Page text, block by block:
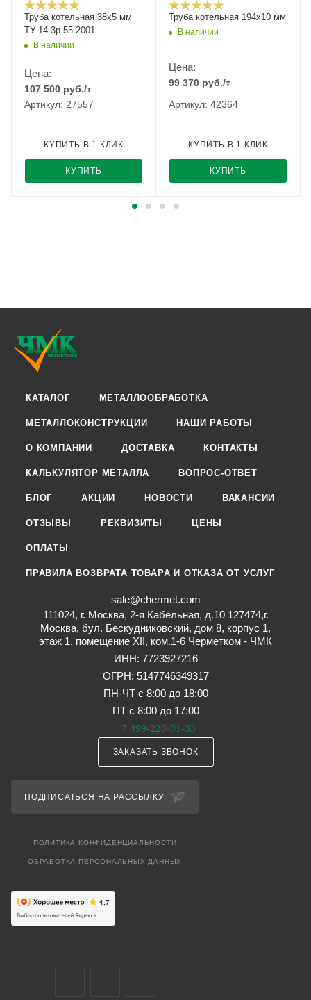
Труба котельная 38х5 мм
ТУ 14-3р-55-2001
В наличии
Цена:
107 500 руб./т
Артикул: 27557
КУПИТЬ
КУПИТЬ В 1 КЛИК
Труба котельная 194x10 мм
В наличии
Цена:
99 370 руб./т
Артикул: 42364
КУПИТЬ
КУПИТЬ В 1 КЛИК
КАТАЛОГ МЕТАЛЛООБРАБОТКА
МЕТАЛЛОКОНСТРУКЦИИ НАШИ РАБОТЫ
О КОМПАНИИ ДОСТАВКА КОНТАКТЫ
КАЛЬКУЛЯТОР МЕТАЛЛА ВОПРОС-ОТВЕТ
БЛОГ АКЦИИ НОВОСТИ ВАКАНСИИ
ОТЗЫВЫ РЕКВИЗИТЫ ЦЕНЫ
ОПЛАТЫ
ПРАВИЛА ВОЗВРАТА ТОВАРА И ОТКАЗА ОТ УСЛУГ
sale@chermet.com
111024, г. Москва, 2-я Кабельная, д.10 127474,г.
Москва, бул. Бескудниковский, дом 8, корпус 1,
этаж 1, помещение XII, ком.1-6 Черметком - ЧМК
ИНН: 7723927216
ОГРН: 5147746349317
ПН-ЧТ с 8:00 до 18:00
ПТ с 8:00 до 17:00
+7 499-220-01-33
ЗАКАЗАТЬ ЗВОНОК
ПОДПИСАТЬСЯ НА РАССЫЛКУ
ПОЛИТИКА КОНФИДЕНЦИАЛЬНОСТИ
ОБРАБОТКА ПЕРСОНАЛЬНЫХ ДАННЫХ